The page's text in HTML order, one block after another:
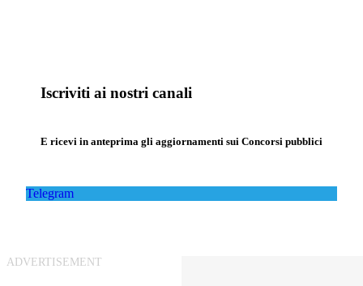
Iscriviti ai nostri canali
E ricevi in anteprima gli aggiornamenti sui Concorsi pubblici
Telegram